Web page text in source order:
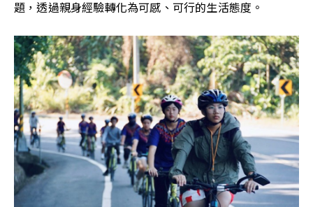
題，透過親身經驗轉化為可感、可行的生活態度。